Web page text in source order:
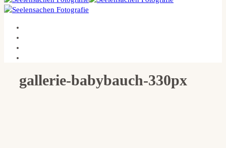
gallerie-babybauch-330px